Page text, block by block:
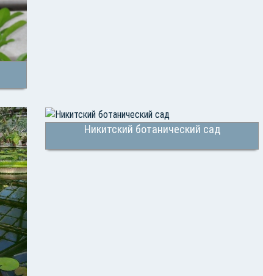
Никитский ботанический сад